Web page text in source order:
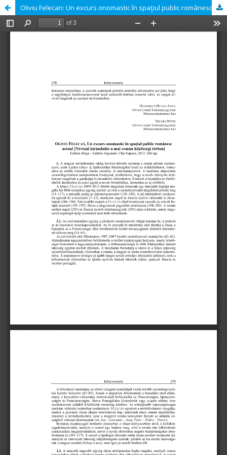
Oliviu Felecan: Un excurs onomastic în spaţiul public românesc actual